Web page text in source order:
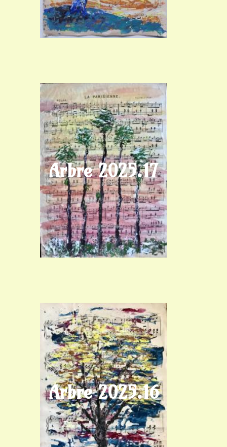
Arbre 2025.17
Arbre 2025.16